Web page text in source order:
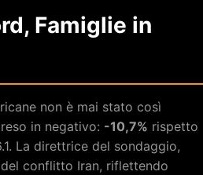
Famiglie in
non è mai stato così
in negativo: -10,7% rispetto
La direttrice del sondaggio,
conflitto Iran, riflettendo